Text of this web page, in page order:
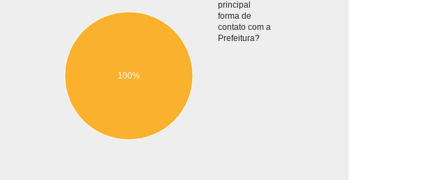
principal
forma de
contato com a
Prefeitura?
100%